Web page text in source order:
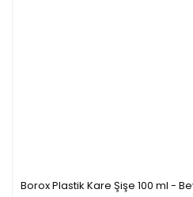
Borox Plastik Kare Şişe 100 ml -